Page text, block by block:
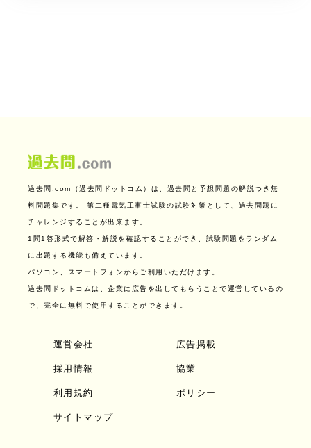
過去問.com（過去問ドットコム）は、過去問と予想問題の解説つき無
料問題集です。 第二種電気工事士試験の試験対策として、過去問題に
チャレンジすることが出来ます。
1問1答形式で解答・解説を確認することができ、試験問題をランダム
に出題する機能も備えています。
パソコン、スマートフォンからご利用いただけます。
過去問ドットコムは、企業に広告を出してもらうことで運営しているの
で、完全に無料で使用することができます。
運営会社 広告掲載
採用情報 協業
利用規約 ポリシー
サイトマップ